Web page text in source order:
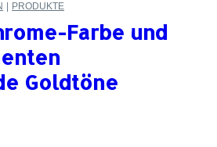
PRODUKTE
Farbe und
Goldtöne